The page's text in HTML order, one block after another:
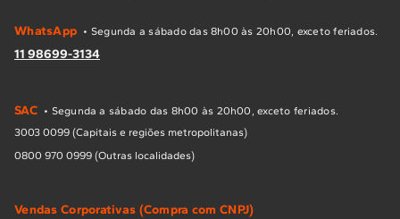
WhatsApp • Segunda a sábado das 8h00 às 20h00, exceto feriados.
11 98699-3134
SAC • Segunda a sábado das 8h00 às 20h00, exceto feriados.
3003 0099 (Capitais e regiões metropolitanas)
0800 970 0999 (Outras localidades)
Vendas Corporativas (Compra com CNPJ)